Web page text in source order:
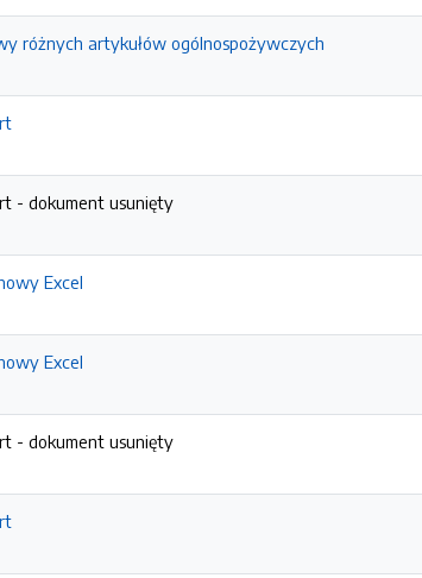
różnych artykułów ogólnospożywczych
- dokument usunięty
Excel
Excel
- dokument usunięty